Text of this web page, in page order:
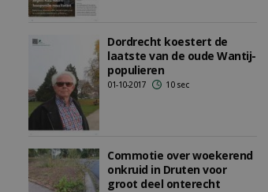
Dordrecht koestert de
laatste van de oude Wantij-
populieren
01-10-2017 10 sec
Commotie over woekerend
onkruid in Druten voor
groot deel onterecht